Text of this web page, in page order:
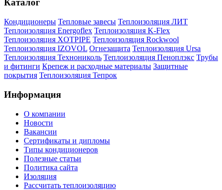
Каталог
Кондиционеры Тепловые завесы Теплоизоляция ЛИТ
Теплоизоляция Energoflex Теплоизоляция K-Flex
Теплоизоляция XOTPIPE Теплоизоляция Rockwool
Теплоизоляция IZOVOL Огнезащита Теплоизоляция Ursa
Теплоизоляция Технониколь Теплоизоляция Пеноплэкс Трубы
и фитинги Крепеж и расходные материалы Защитные
покрытия Теплоизоляция Тепрок
Информация
О компании
Новости
Вакансии
Сертификаты и дипломы
Типы кондиционеров
Полезные статьи
Политика сайта
Изоляция
Рассчитать теплоизоляцию